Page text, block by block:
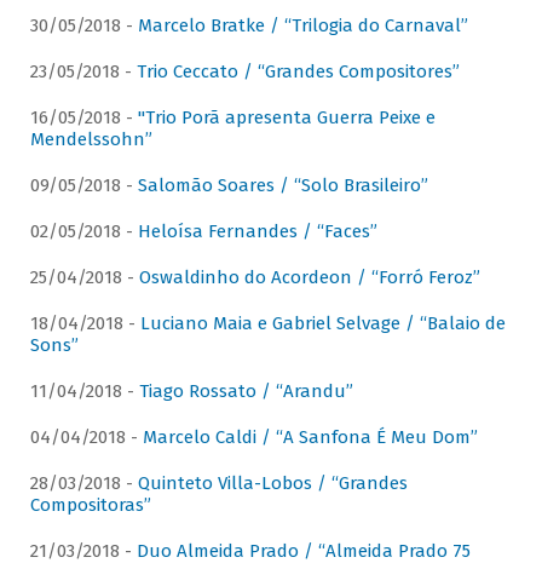
30/05/2018 - Marcelo Bratke / “Trilogia do Carnaval”
23/05/2018 - Trio Ceccato / “Grandes Compositores”
16/05/2018 - "Trio Porã apresenta Guerra Peixe e
Mendelssohn”
09/05/2018 - Salomão Soares / “Solo Brasileiro”
02/05/2018 - Heloísa Fernandes / “Faces”
25/04/2018 - Oswaldinho do Acordeon / “Forró Feroz”
18/04/2018 - Luciano Maia e Gabriel Selvage / “Balaio de
Sons”
11/04/2018 - Tiago Rossato / “Arandu”
04/04/2018 - Marcelo Caldi / “A Sanfona É Meu Dom”
28/03/2018 - Quinteto Villa-Lobos / “Grandes
Compositoras”
21/03/2018 - Duo Almeida Prado / “Almeida Prado 75